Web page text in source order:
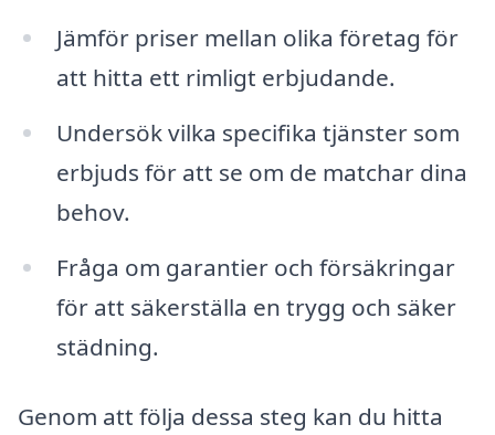
Jämför priser mellan olika företag för
att hitta ett rimligt erbjudande.
Undersök vilka specifika tjänster som
erbjuds för att se om de matchar dina
behov.
Fråga om garantier och försäkringar
för att säkerställa en trygg och säker
städning.
Genom att följa dessa steg kan du hitta